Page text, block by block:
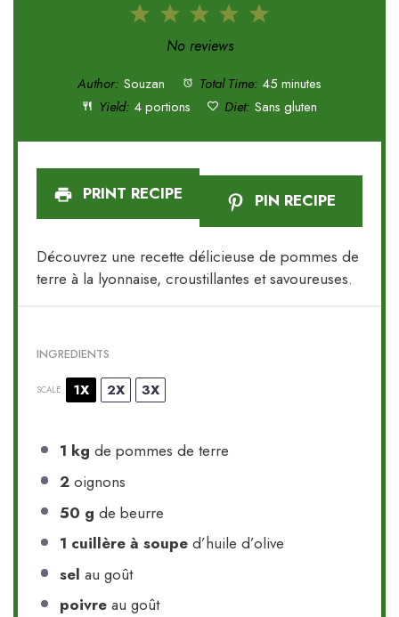
5
4
3
Stars
2
Stars
1
Star
No reviews
Author: Souzan Total Time: 45 minutes
Yield: 4 portions Diet: Sans gluten
PRINT RECIPE PIN RECIPE
Découvrez une recette délicieuse de pommes de
terre à la lyonnaise, croustillantes et savoureuses.
INGREDIENTS
SCALE 1X 2X 3X
1 kg de pommes de terre
2oignons
50 g de beurre
1 cuillère à souped’huile d’olive
sel au goût
poivreau goût